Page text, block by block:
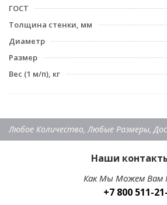
ГОСТ
Толщина стенки, мм
Диаметр
Размер
Вес (1 м/п), кг
Любое Количество, Любые Размеры,
Наши
Как Мы Можем Вам
+7 800 511-